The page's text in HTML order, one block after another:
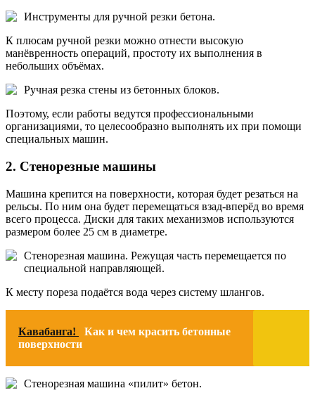
Инструменты для ручной резки бетона.
К плюсам ручной резки можно отнести высокую
манёвренность операций, простоту их выполнения в
небольших объёмах.
Ручная резка стены из бетонных блоков.
Поэтому, если работы ведутся профессиональными
организациями, то целесообразно выполнять их при помощи
специальных машин.
2. Стенорезные машины
Машина крепится на поверхности, которая будет резаться на
рельсы. По ним она будет перемещаться взад-вперёд во время
всего процесса. Диски для таких механизмов используются
размером более 25 см в диаметре.
Стенорезная машина. Режущая часть перемещается по
специальной направляющей.
К месту пореза подаётся вода через систему шлангов.
Кавабанга!
Как и чем красить бетонные
поверхности
Стенорезная машина «пилит» бетон.